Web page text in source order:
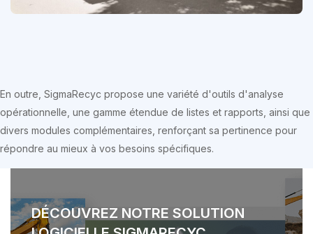
En outre, SigmaRecyc propose une variété d'outils d'analyse
opérationnelle, une gamme étendue de listes et rapports, ainsi que
divers modules complémentaires, renforçant sa pertinence pour
répondre au mieux à vos besoins spécifiques.
DÉCOUVREZ NOTRE SOLUTION